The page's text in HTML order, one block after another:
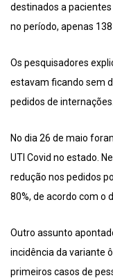
destinados a
no período, apenas
Os pesquisadores
estavam ficando sem
pedidos de internações.
No dia 26 de maio
UTI Covid no estado.
redução nos pedidos
80%, de acordo com o
Outro assunto
incidência da variante
primeiros casos de